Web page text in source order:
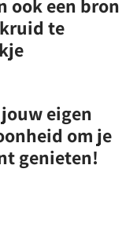
ook een bron
te
eigen
om je
genieten!